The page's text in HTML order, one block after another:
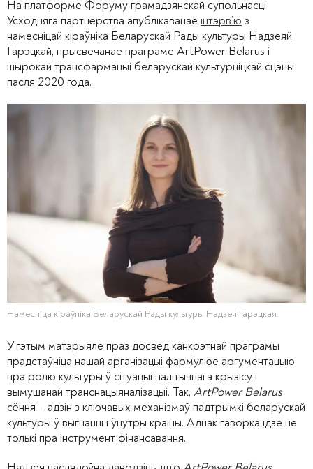
На платформе Форуму грамадзянскай супольнасці
Усходняга партнёрства апублікаванае інтэрв’ю з
намесніцай кіраўніка Беларускай Рады культуры Надзеяй
Гарэцкай, прысвечанае праграме ArtPower Belarus і
шырокай трансфармацыі беларускай культурніцкай сцэны
пасля 2020 года.
Намесніца кіраўніка Беларускай Рады культуры Надзея Гарэцкая.
У гэтым матэрыяле праз досвед канкрэтнай праграмы
прадстаўніца нашай арганізацыі фармулюе аргументацыю
пра ролю культуры ў сітуацыі палітычнага крызісу і
вымушанай транснацыяналізацыі. Так, ArtPower Belarus
сёння – адзін з ключавых механізмаў падтрымкі беларускай
культуры ў выгнанні і ўнутры краіны. Аднак гаворка ідзе не
толькі пра інструмент фінансавання.